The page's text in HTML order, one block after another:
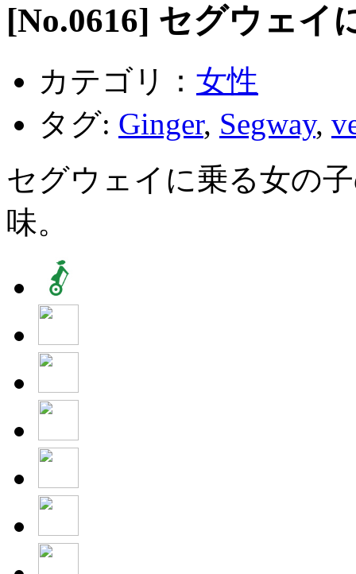
[No.0616] セグウェイ
カテゴリ： 女性
タグ: Ginger, Segway,
セグウェイに乗る女の
味。